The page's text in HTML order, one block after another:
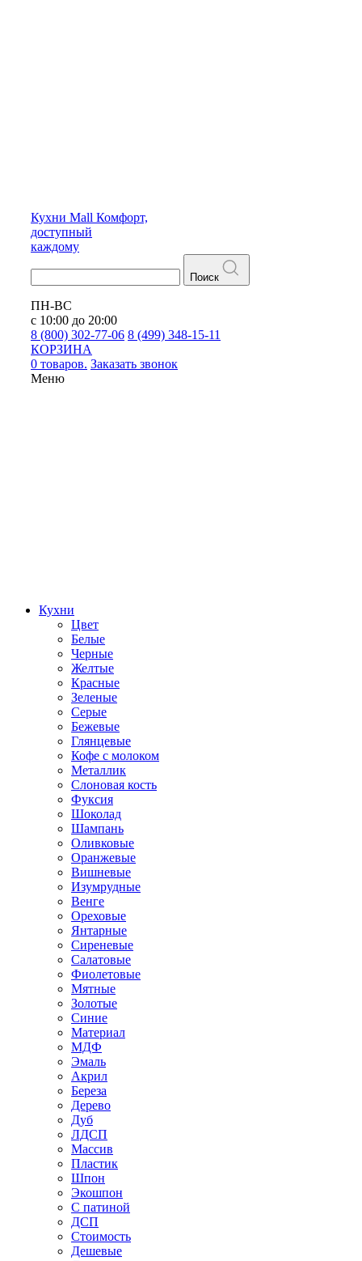
Кухни Mall Комфорт,
доступный
каждому
Поиск
ПН-ВС
с 10:00 до 20:00
8 (800) 302-77-06 8 (499) 348-15-11
КОРЗИНА
0 товаров. Заказать звонок
Меню
Кухни
Цвет
Белые
Черные
Желтые
Красные
Зеленые
Серые
Бежевые
Глянцевые
Кофе с молоком
Металлик
Слоновая кость
Фуксия
Шоколад
Шампань
Оливковые
Оранжевые
Вишневые
Изумрудные
Венге
Ореховые
Янтарные
Сиреневые
Салатовые
Фиолетовые
Мятные
Золотые
Синие
Материал
МДФ
Эмаль
Акрил
Береза
Дерево
Дуб
ЛДСП
Массив
Пластик
Шпон
Экошпон
С патиной
ДСП
Стоимость
Дешевые